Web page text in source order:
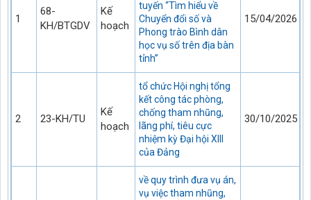
1
68-
KH/BTGDV
Kế
hoạch
tuyến “Tìm hiểu về
Chuyển đổi số và
Phong trào Bình dân
học vụ số trên địa bàn
tỉnh”
15/04/2026
2 23-KH/TU
Kế
hoạch
tổ chức Hội nghị tổng
kết công tác phòng,
chống tham nhũng,
lãng phí, tiêu cực
nhiệm kỳ Đại hội XIII
của Đảng
30/10/2025
về quy trình đưa vụ án,
vụ việc tham nhũng,